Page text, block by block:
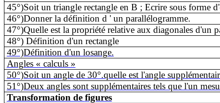
45°)Soit un triangle rectangle en B ; Ecrire sous forme
46°)Donner la définition d ' un parallélogramme.
47°)Quelle est la propriété relative aux diagonales d'un
48°) Définition d'un rectangle
49°)Définition d'un losange.
Angles « calculs »
50°)Soit un angle de 30°.quelle est l'angle
51°)Deux angles sont supplémentaires tels que l'un
Transformation de figures